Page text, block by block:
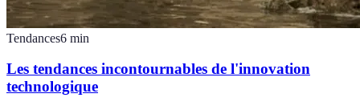
Tendances6 min
Les tendances incontournables de l'innovation
technologique